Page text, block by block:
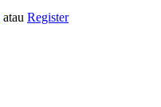
atau Register